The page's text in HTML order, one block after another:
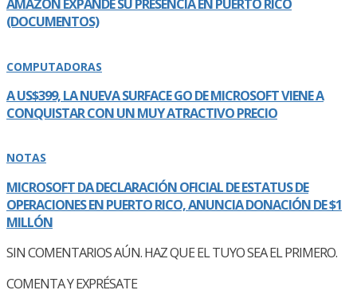
AMAZON EXPANDE SU PRESENCIA EN PUERTO RICO
(DOCUMENTOS)
COMPUTADORAS
A US$399, LA NUEVA SURFACE GO DE MICROSOFT VIENE A
CONQUISTAR CON UN MUY ATRACTIVO PRECIO
NOTAS
MICROSOFT DA DECLARACIÓN OFICIAL DE ESTATUS DE
OPERACIONES EN PUERTO RICO, ANUNCIA DONACIÓN DE $1
MILLÓN
SIN COMENTARIOS AÚN. HAZ QUE EL TUYO SEA EL PRIMERO.
COMENTA Y EXPRÉSATE